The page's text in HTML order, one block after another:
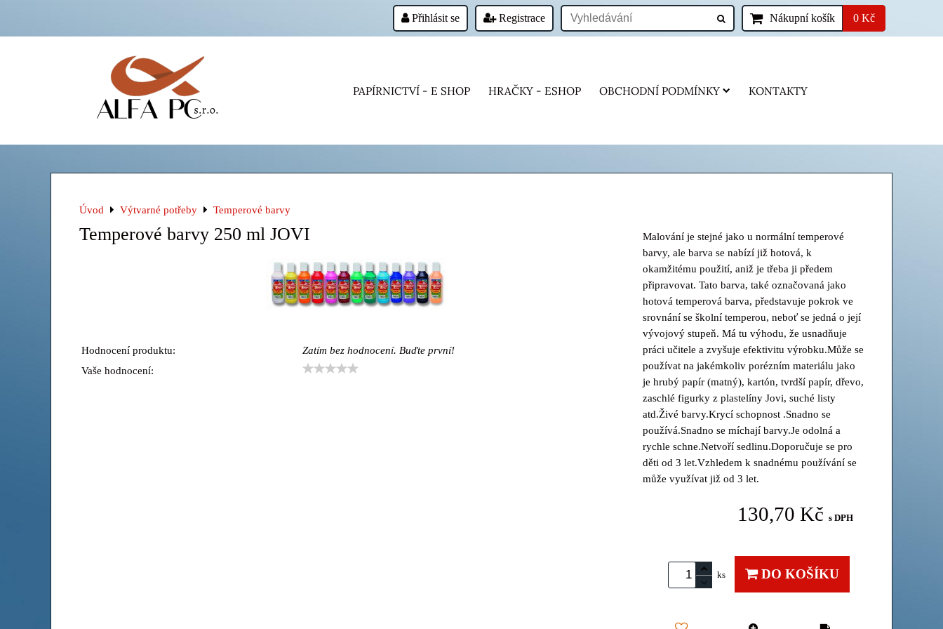
Přihlásit se Registrace Nákupní košík 0 Kč
PAPÍRNICTVÍ - E SHOP HRAČKY - ESHOP OBCHODNÍ PODMÍNKY KONTAKTY
Úvod Výtvarné potřeby Temperové barvy
Temperové barvy 250 ml JOVI
Hodnocení produktu:
Zatím bez hodnocení. Buďte první!
Vaše hodnocení:
Malování je stejné jako u normální temperové
barvy, ale barva se nabízí již hotová, k
okamžitému použití, aniž je třeba ji předem
připravovat. Tato barva, také označovaná jako
hotová temperová barva, představuje pokrok ve
srovnání se školní temperou, neboť se jedná o její
vývojový stupeň. Má tu výhodu, že usnadňuje
práci učitele a zvyšuje efektivitu výrobku.Může se
používat na jakémkoliv porézním materiálu jako
je hrubý papír (matný), kartón, tvrdší papír, dřevo,
zaschlé figurky z plastelíny Jovi, suché listy
atd.Živé barvy.Krycí schopnost .Snadno se
používá.Snadno se míchají barvy.Je odolná a
rychle schne.Netvoří sedlinu.Doporučuje se pro
děti od 3 let.Vzhledem k snadnému používání se
může využívat již od 3 let.
130,70 Kč s DPH
ks DO KOŠÍKU